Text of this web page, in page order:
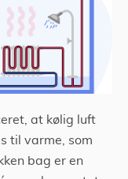
at kølig luft
til varme, som
bag er en